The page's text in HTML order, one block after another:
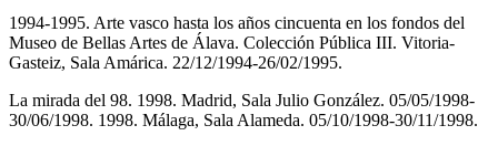
1994-1995. Arte vasco hasta los años cincuenta en los fondos del
Museo de Bellas Artes de Álava. Colección Pública III. Vitoria-
Gasteiz, Sala Amárica. 22/12/1994-26/02/1995.
La mirada del 98. 1998. Madrid, Sala Julio González. 05/05/1998-
30/06/1998. 1998. Málaga, Sala Alameda. 05/10/1998-30/11/1998.